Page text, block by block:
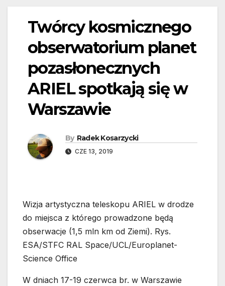
Twórcy kosmicznego
obserwatorium planet
pozasłonecznych
ARIEL spotkają się w
Warszawie
By Radek Kosarzycki
CZE 13, 2019
Wizja artystyczna teleskopu ARIEL w drodze
do miejsca z którego prowadzone będą
obserwacje (1,5 mln km od Ziemi). Rys.
ESA/STFC RAL Space/UCL/Europlanet-
Science Office
W dniach 17-19 czerwca br. w Warszawie